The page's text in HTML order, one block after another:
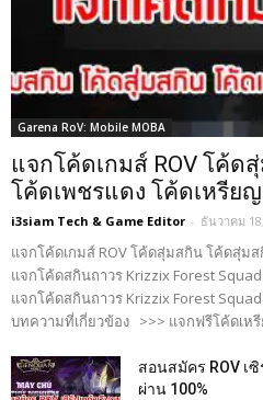
Garena RoV: Mobile MOBA
แจกโค้ดเกมส์ ROV โค้
โค้ดเพชรแดง โค้ดเหรีย
i3siam Tech & Game Editor - ธันวาคม
แจกโค้ดเกมส์ ROV โค้ดสุ่มสกิน โค้ดสุ่ม
แจกโค้ดสกินถาวร Krizzix Forest
แจกโค้ดสกินถาวร Krizzix Forest Squad
บทความที่เกี่ยวข้อง >>> แจกฟรีโค้ดเหรี
สอนสมัคร ROV เ
ผ่าน 100%